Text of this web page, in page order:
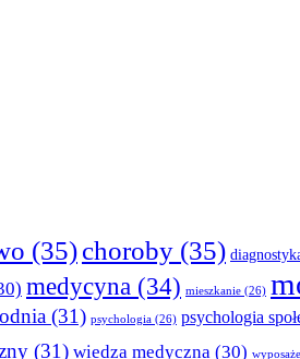
(35)choroby (35)
medycyna (34) mieszkanie (26)
(31) psychologia (26) psychologia
(31) wiedza medyczna (30)